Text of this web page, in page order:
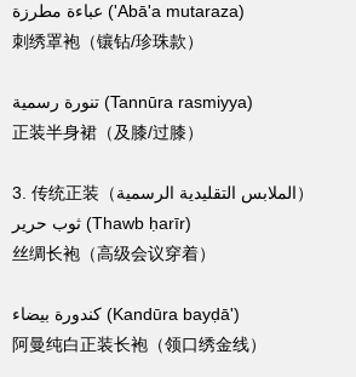
عباءة مطرزة ('Abā'a mutaraza)
刺绣罩袍（镶钻/珍珠款）
تنورة رسمية (Tannūra rasmiyya)
正装半身裙（及膝/过膝）
3. 传统正装（الملابس التقليدية الرسمية）
ثوب حرير (Thawb ḥarīr)
丝绸长袍（高级会议穿着）
كندورة بيضاء (Kandūra bayḍā')
阿曼纯白正装长袍（领口绣金线）